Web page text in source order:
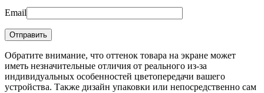
Email
Обратите внимание, что оттенок товара на экране может
иметь незначительные отличия от реального из-за
индивидуальных особенностей цветопередачи вашего
устройства. Также дизайн упаковки или непосредственно сам